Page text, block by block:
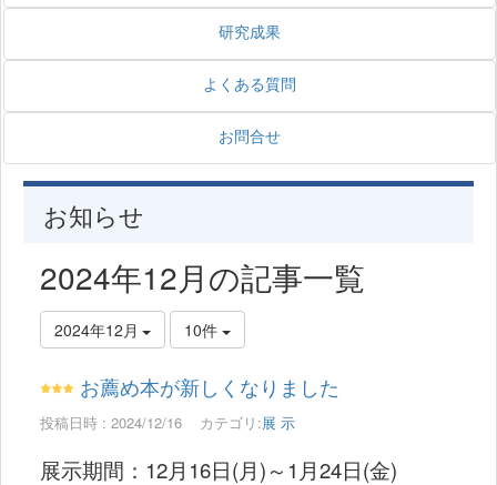
研究成果
よくある質問
お問合せ
お知らせ
2024年12月の記事一覧
2024年12月 10件
お薦め本が新しくなりました
投稿日時 : 2024/12/16 カテゴリ:展 示
展示期間：12月16日(月)～1月24日(金)